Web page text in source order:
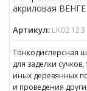
акриловая
Артикул: LK02123
Тонкодисперсная
для заделки
иных деревянных
и проведения